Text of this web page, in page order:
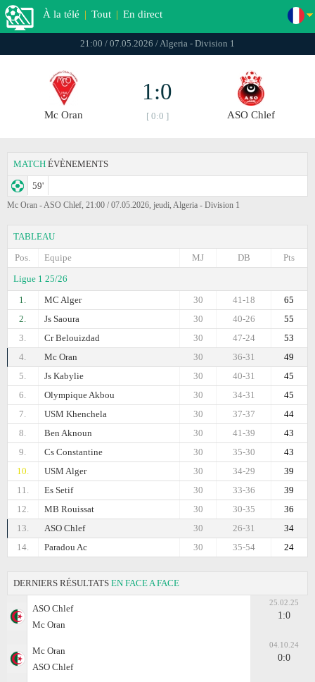
À la télé | Tout | En direct
21:00 / 07.05.2026 / Algeria - Divisiоn 1
Mc Oran
1:0
[ 0:0 ] ASO Chlef
MATCH ÉVÈNEMENTS
59'
Mc Oran - ASO Chlef, 21:00 / 07.05.2026, jeudi, Algeria - Divisiоn 1
TABLEAU
Pos.
Equipe Pts
DB
MJ
Ligue 1 25/26
1.
MC Alger 65
41-18
30
2.
Js Saoura 55
40-26
30
3.
Cr Belouizdad 53
47-24
30
4.
Mc Oran 49
36-31
30
5.
Js Kabylie 45
40-31
30
6.
Olympique Akbou 45
34-31
30
7.
USM Khenchela 44
37-37
30
8.
Ben Aknoun 43
41-39
30
9.
Cs Constantine 43
35-30
30
10.
USM Alger 39
34-29
30
11.
Es Setif 39
33-36
30
12.
MB Rouissat 36
30-35
30
13.
ASO Chlef 34
26-31
30
14.
Paradou Ac 24
35-54
30
DERNIERS RÉSULTATS EN FACE A FACE
ASO Chlef
Mc Oran
25.02.25
1:0
Mc Oran
ASO Chlef
04.10.24
0:0